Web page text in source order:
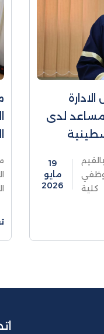
لدى
كلية
19
مايو
2026